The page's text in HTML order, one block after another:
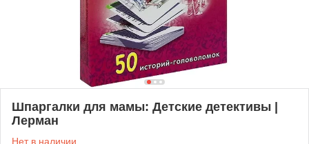
Шпаргалки для мамы: Детские детективы |
Лерман
Нет в наличии